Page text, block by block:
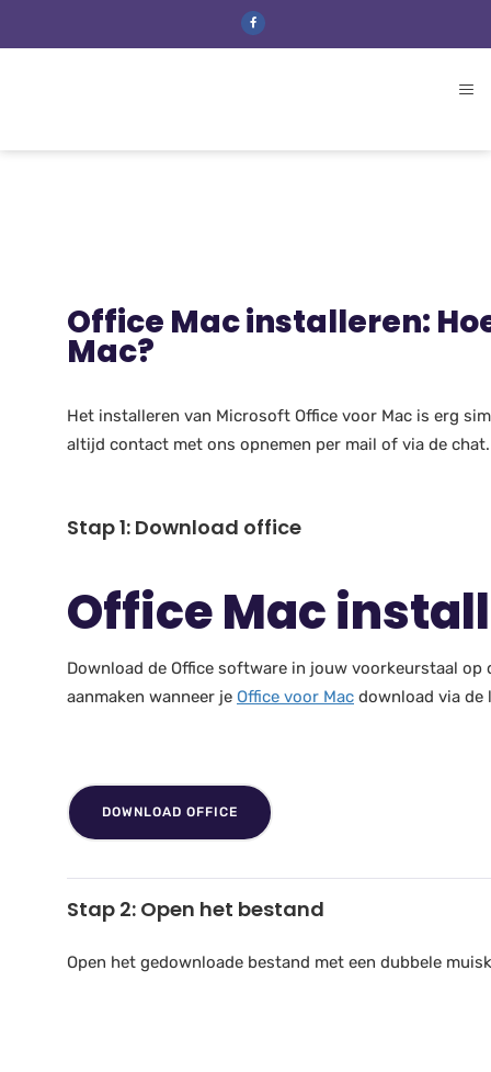
Office Mac installeren:
Mac?
Het installeren van Microsoft Office voor Mac is erg
altijd contact met ons opnemen per mail of via de chat.
Stap 1: Download office
Office Mac
Download de Office software in jouw voorkeurstaal
aanmaken wanneer je Office voor Mac download via de
DOWNLOAD OFFICE
Stap 2: Open het bestand
Open het gedownloade bestand met een dubbele